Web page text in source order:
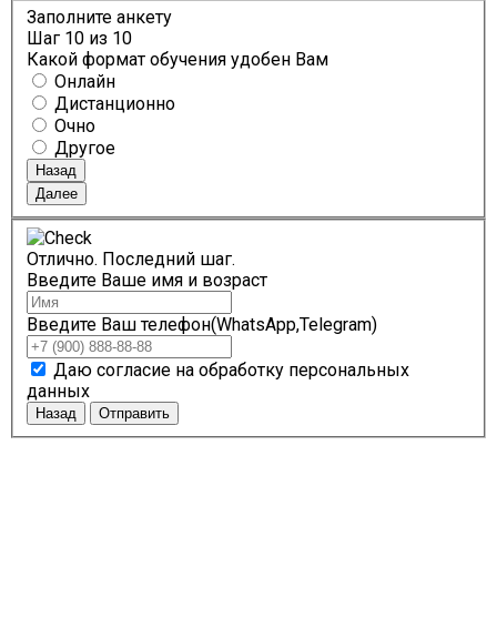
Заполните анкету
Шаг 10 из 10
Какой формат обучения удобен Вам
Онлайн
Дистанционно
Очно
Другое
Назад
Далее
Отлично. Последний шаг.
Введите Ваше имя и возраст
Введите Ваш телефон(WhatsApp,Telegram)
Даю согласие на обработку персональных
данных
Назад Отправить